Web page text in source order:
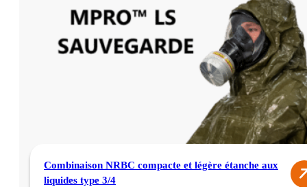
Combinaison NRBC compacte et légère étanche aux
liquides type 3/4